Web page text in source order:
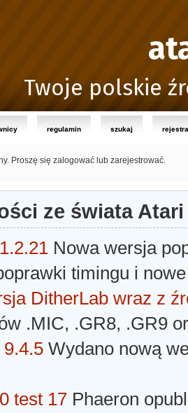
Twoje polskie
regulamin szukaj
Proszę się zalogować lub zarejestrować.
ze świata Atari
Nowa wersja
timingu i
DitherLab wraz z
.MIC, .GR8, .GR9
Wydano nową
test 17 Phaeron